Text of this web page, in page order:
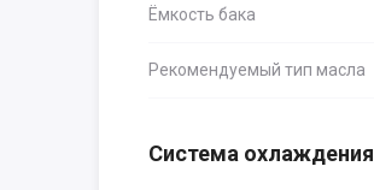
Ёмкость бака
Рекомендуемый тип масла
Система охлаждения